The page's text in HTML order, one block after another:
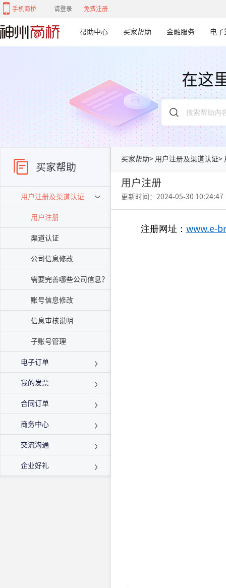
手机商桥 请登录 免费注册
帮助中心 买家帮助 金融服务 电子
在这
买家帮助
用户注册及渠道认证
用户注册
渠道认证
公司信息修改
需要完善哪些公司信息？
账号信息修改
信息审核说明
子账号管理
电子订单
我的发票
合同订单
商务中心
交流沟通
企业好礼
买家帮助> 用户注册及渠道认证>
用户注册
更新时间：2024-05-30 10:24:47
注册网址： www.e-